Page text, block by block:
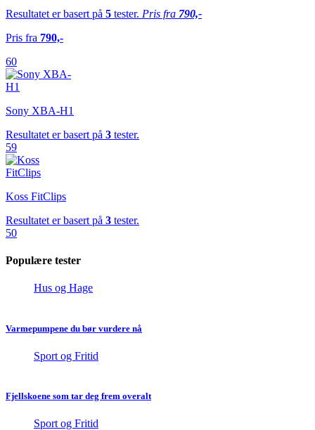
Resultatet er basert på 5 tester. Pris fra 790,-
Pris fra 790,-
60
Sony XBA-H1
Resultatet er basert på 3 tester.
59
Koss FitClips
Resultatet er basert på 3 tester.
50
Populære tester
Hus og Hage
Varmepumpene du bør vurdere nå
Sport og Fritid
Fjellskoene som tar deg frem overalt
Sport og Fritid